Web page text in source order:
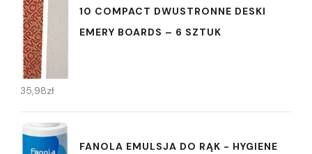
10 COMPACT DWUSTRONNE DESKI
EMERY BOARDS – 6 SZTUK
35,98zł
FANOLA EMULSJA DO RĄK - HYGIENE